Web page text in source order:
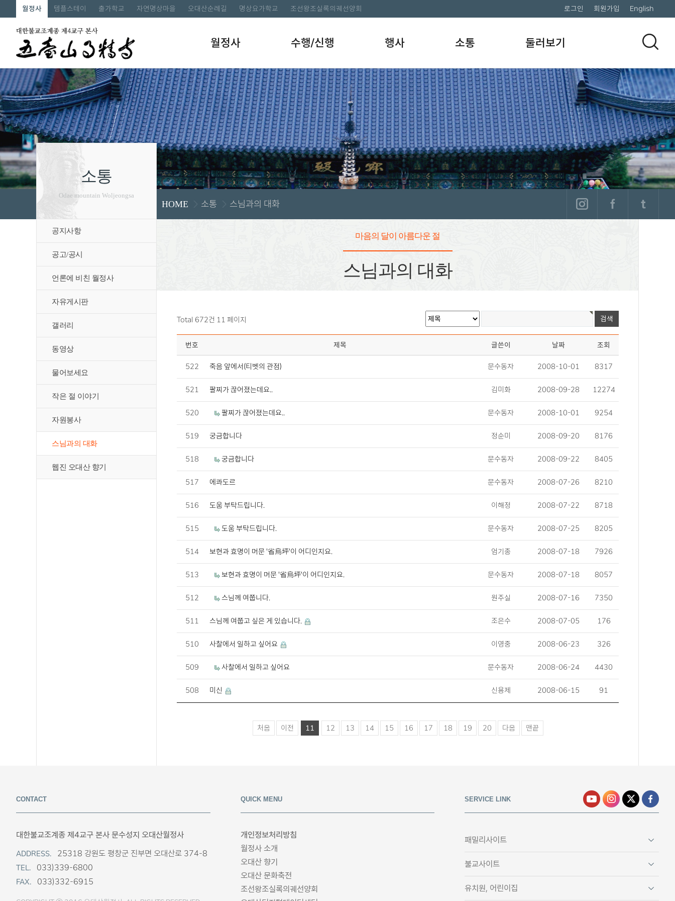
월정사 템플스테이 출가학교 자연명상마을 오대산순례길 명상요가학교 조선왕조실록의궤선양회 로그인 회원가입 English
월정사 수행/신행 행사 소통 둘러보기
소통
Odae mountain Woljeongsa
공지사항
공고/공시
언론에 비친 월정사
자유게시판
갤러리
동영상
물어보세요
작은 절 이야기
자원봉사
스님과의 대화
웹진 오대산 향기
HOME 소통 스님과의 대화
마음의 달이 아름다운 절
스님과의 대화
Total 672건 11 페이지
번호 제목 글쓴이 날짜 조회
522 죽음 앞에서(티벳의 관점) 문수동자 2008-10-01 8317
521 팔찌가 끊어졌는데요.. 김미화 2008-09-28 12274
520 팔찌가 끊어졌는데요.. 문수동자 2008-10-01 9254
519 궁금합니다 정순미 2008-09-20 8176
518 궁금합니다 문수동자 2008-09-22 8405
517 에콰도르 문수동자 2008-07-26 8210
516 도움 부탁드립니다. 이해정 2008-07-22 8718
515 도움 부탁드립니다. 문수동자 2008-07-25 8205
514 보현과 효명이 머문 '省烏坪'이 어디인지요. 엄기종 2008-07-18 7926
513 보현과 효명이 머문 '省烏坪'이 어디인지요. 문수동자 2008-07-18 8057
512 스님께 여쭙니다. 원주실 2008-07-16 7350
511 스님께 여쭙고 싶은 게 있습니다. 조은수 2008-07-05 176
510 사찰에서 일하고 싶어요 이영중 2008-06-23 326
509 사찰에서 일하고 싶어요 문수동자 2008-06-24 4430
508 미신 신용제 2008-06-15 91
처음 이전 11 12 13 14 15 16 17 18 19 20 다음 맨끝
CONTACT
대한불교조계종 제4교구 본사 문수성지 오대산월정사
ADDRESS. 25318 강원도 평창군 진부면 오대산로 374-8
TEL. 033)339-6800
FAX. 033)332-6915
QUICK MENU
개인정보처리방침
월정사 소개
오대산 향기
오대산 문화축전
조선왕조실록의궤선양회
SERVICE LINK
패밀리사이트
불교사이트
유치원, 어린이집